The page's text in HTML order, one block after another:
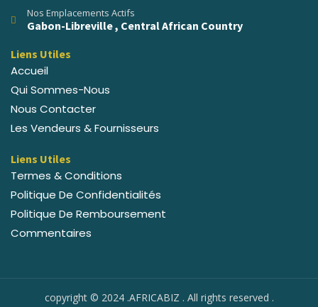
Nos Emplacements Actifs
Gabon-Libreville , Central African Country
Liens Utiles
Accueil
Qui Sommes-Nous
Nous Contacter
Les Vendeurs & Fournisseurs
Liens Utiles
Termes & Conditions
Politique De Confidentialités
Politique De Remboursement
Commentaires
copyright © 2024 .AFRICABIZ . All rights reserved .